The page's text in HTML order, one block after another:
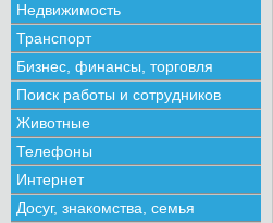
Недвижимость
Транспорт
Бизнес, финансы, торговля
Поиск работы и сотрудников
Животные
Телефоны
Интернет
Досуг, знакомства, семья